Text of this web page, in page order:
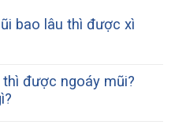
bao lâu thì được xì
được ngoáy mũi?